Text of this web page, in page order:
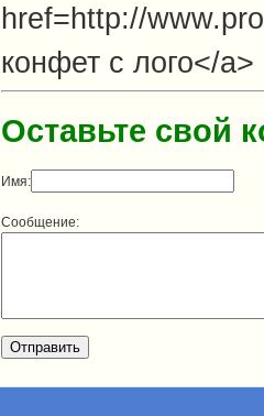
href=http://
конфет с лого</a>
Оставьте свой
Имя:
Сообщение: